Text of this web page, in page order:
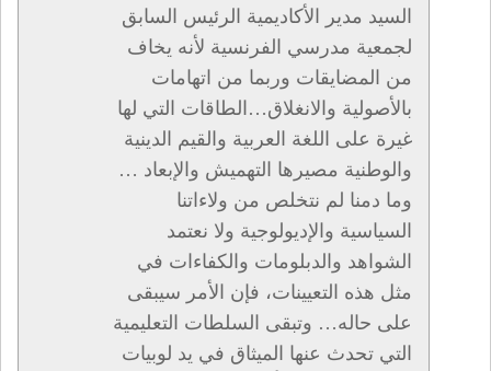
السيد مدير الأكاديمية الرئيس السابق
لجمعية مدرسي الفرنسية لأنه يخاف
من المضايقات وربما من اتهامات
بالأصولية والانغلاق…الطاقات التي لها
غيرة على اللغة العربية والقيم الدينية
والوطنية مصيرها التهميش والإبعاد …
وما دمنا لم نتخلص من ولاءاتنا
السياسية والإديولوجية ولا نعتمد
الشواهد والدبلومات والكفاءات في
مثل هذه التعيينات، فإن الأمر سيبقى
على حاله… وتبقى السلطات التعليمية
التي تحدث عنها الميثاق في يد لوبيات